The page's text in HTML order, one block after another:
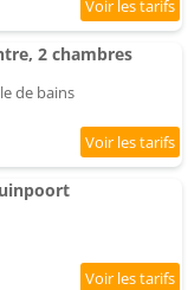
2 chambres
de bains